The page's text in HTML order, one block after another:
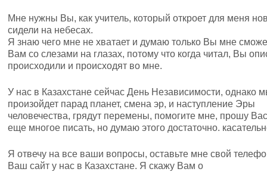
Мне нужны Вы, как учитель, который откроет для меня
сидели на небесах.
Я знаю чего мне не хватает и думаю только Вы мне
Вам со слезами на глазах, потому что когда читал, Вы
происходили и происходят во мне.
У нас в Казахстане сейчас День Независимости, однако
произойдет парад планет, смена эр, и наступление Эры
человечества, грядут перемены, помогите мне, прошу
еще многое писать, но думаю этого достаточно.
Я отвечу на все ваши вопросы, оставьте мне свой
Ваш сайт у нас в Казахстане. Я скажу Вам о